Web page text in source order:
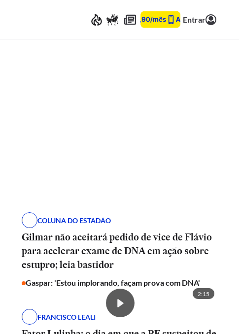
Entrar
COLUNA DO ESTADÃO
Gilmar não aceitará pedido de vice de Flávio
para acelerar exame de DNA em ação sobre
estupro; leia bastidor
Gaspar: 'Estou implorando, façam prova com DNA'
2:15
FRANCISCO LEALI